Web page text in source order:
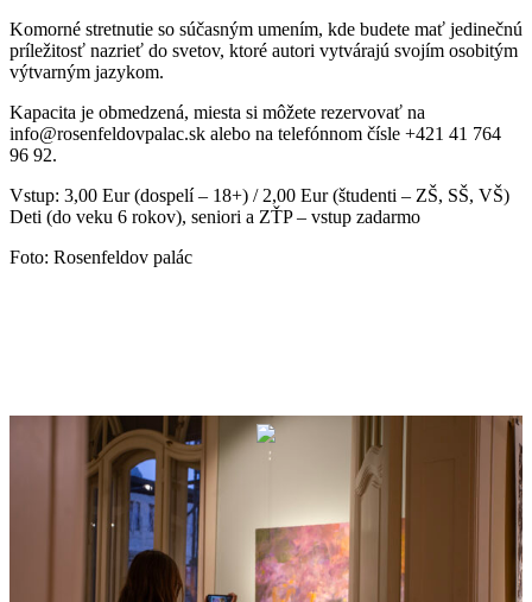
Komorné stretnutie so súčasným umením, kde budete mať jedinečnú
príležitosť nazrieť do svetov, ktoré autori vytvárajú svojím osobitým
výtvarným jazykom.
Kapacita je obmedzená, miesta si môžete rezervovať na
info@rosenfeldovpalac.sk alebo na telefónnom čísle +421 41 764
96 92.
Vstup: 3,00 Eur (dospelí – 18+) / 2,00 Eur (študenti – ZŠ, SŠ, VŠ)
Deti (do veku 6 rokov), seniori a ZŤP – vstup zadarmo
Foto: Rosenfeldov palác